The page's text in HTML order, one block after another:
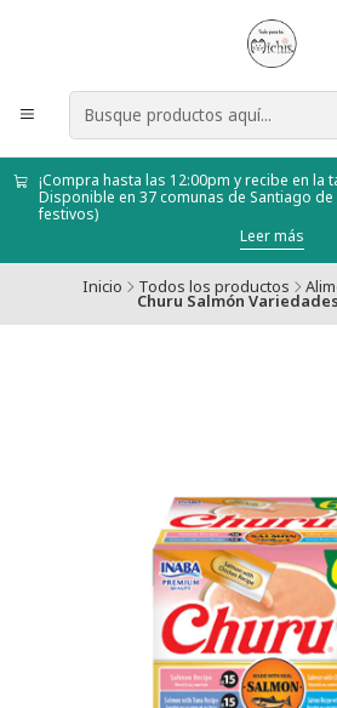
¡Compra hasta las 12:00pm y recibe en la
Disponible en 37 comunas de Santiago de
festivos)
Leer más
Inicio Todos los productos
Churu Salmón